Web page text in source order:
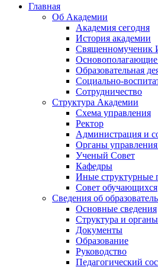
Главная
Об Академии
Академия сегодня
История академии
Священномученик
Образовательная
Социально-
Сотрудничество
Структура Академии
Схема управления
Ректор
Администрация и
Органы управления
Ученый Совет
Кафедры
Иные структурные
Совет обучающихся
Сведения об
Основные сведения
Структура и
Документы
Образование
Руководство
Педагогический